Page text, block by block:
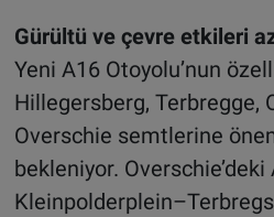
Gürültü ve çevre etkileri
Yeni A16 Otoyolu’nun
Hillegersberg, Terbregge,
Overschie semtlerine
bekleniyor.